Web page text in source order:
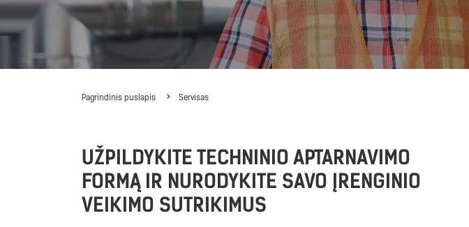
Pagrindinis puslapis Servisas
UŽPILDYKITE TECHNINIO APTARNAVIMO
FORMĄ IR NURODYKITE SAVO ĮRENGINIO
VEIKIMO SUTRIKIMUS